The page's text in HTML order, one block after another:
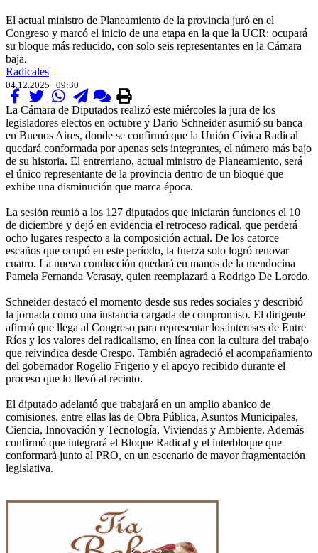
El actual ministro de Planeamiento de la provincia juró en el
Congreso y marcó el inicio de una etapa en la que la UCR: ocupará
su bloque más reducido, con solo seis representantes en la Cámara
baja.
Radicales
04.12.2025 | 09:30
La Cámara de Diputados realizó este miércoles la jura de los
legisladores electos en octubre y Dario Schneider asumió su banca
en Buenos Aires, donde se confirmó que la Unión Cívica Radical
quedará conformada por apenas seis integrantes, el número más bajo
de su historia. El entrerriano, actual ministro de Planeamiento, será
el único representante de la provincia dentro de un bloque que
exhibe una disminución que marca época.
La sesión reunió a los 127 diputados que iniciarán funciones el 10
de diciembre y dejó en evidencia el retroceso radical, que perderá
ocho lugares respecto a la composición actual. De los catorce
escaños que ocupó en este período, la fuerza solo logró renovar
cuatro. La nueva conducción quedará en manos de la mendocina
Pamela Fernanda Verasay, quien reemplazará a Rodrigo De Loredo.
Schneider destacó el momento desde sus redes sociales y describió
la jornada como una instancia cargada de compromiso. El dirigente
afirmó que llega al Congreso para representar los intereses de Entre
Ríos y los valores del radicalismo, en línea con la cultura del trabajo
que reivindica desde Crespo. También agradeció el acompañamiento
del gobernador Rogelio Frigerio y el apoyo recibido durante el
proceso que lo llevó al recinto.
El diputado adelantó que trabajará en un amplio abanico de
comisiones, entre ellas las de Obra Pública, Asuntos Municipales,
Ciencia, Innovación y Tecnología, Viviendas y Ambiente. Además
confirmó que integrará el Bloque Radical y el interbloque que
conformará junto al PRO, en un escenario de mayor fragmentación
legislativa.